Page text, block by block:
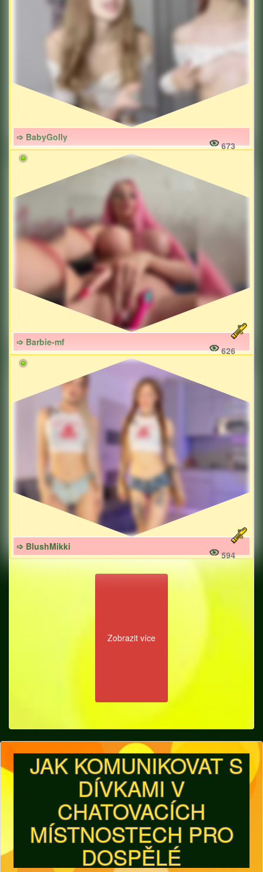
➩ BabyGolly
673
➩ Barbie-mf
626
➩ BlushMikki
594
Zobrazit více
JAK KOMUNIKOVAT S
DÍVKAMI V
CHATOVACÍCH
MÍSTNOSTECH PRO
DOSPĚLÉ